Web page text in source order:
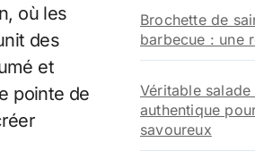
où les
des
et
pointe de
Brochette de
barbecue : une
Véritable
authentique
savoureux